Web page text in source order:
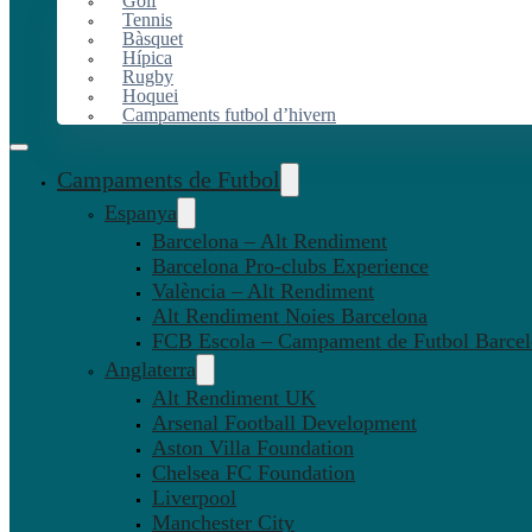
Tennis
Bàsquet
Hípica
Rugby
Hoquei
Campaments futbol d’hivern
Campaments de Futbol
Espanya
Barcelona – Alt Rendiment
Barcelona Pro-clubs Experience
València – Alt Rendiment
Alt Rendiment Noies Barcelona
FCB Escola – Campament de Futbol
Anglaterra
Alt Rendiment UK
Arsenal Football Development
Aston Villa Foundation
Chelsea FC Foundation
Liverpool
Manchester City